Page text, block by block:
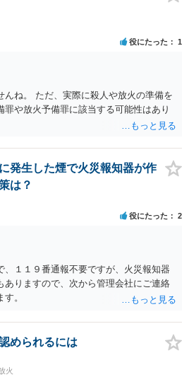
自宅で加入していた火災保険の内容も確
います。 なお、今回の火災の件、刑法の
する可能性があるかと思われますが、
についても確認しておくことも考えられ
関スル法律 民法第七百九条ノ規定ハ失火
失火者ニ重大ナル過失アリタルトキハ此
（失火） 第百十六条 失火により、第百
所有に係る第百九条に規定する物を焼損
金に処する。 ２ 失火により、第百九条
所有に係るもの又は第百十条に規定する
険を生じさせた者も、前項と同様とす
十七条の二 第百十六条又は前条第一項の
ったことによるとき、又は重大な過失に
又は百五十万円以下の罰金に処する。
役にたった 1
んね。 ただ、実際に殺人や放火の準備を
罪や放火予備罪に該当する可能性はあり
発生した煙で火災報知器が作
は？
役にたった 2
、１１９番通報不要ですが、火災報知器
ありますので、次から管理会社にご連絡
。
められるには
火